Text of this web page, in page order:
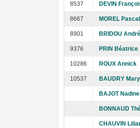
8537 DEVIN
8667 MOREL
8901 BRIDOU
9376 PRIN Béatrice
10286 ROUX Annick
10537 BAUDRY
BAJOT Nadine
BONNAUD
CHAUVIN